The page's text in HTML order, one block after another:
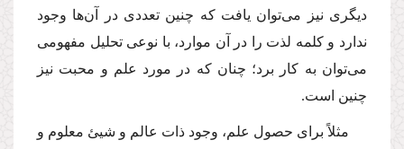
دیگرى نیز مى‌توان یافت كه چنین تعددى در آن‌ها وجود
ندارد و كلمه لذت را در آن موارد، با نوعى تحلیل مفهومى
مى‌توان به كار برد؛ چنان كه در مورد علم و محبت نیز
چنین است.
مثلاً براى حصول علم، وجود ذات عالم و شیئ معلوم و